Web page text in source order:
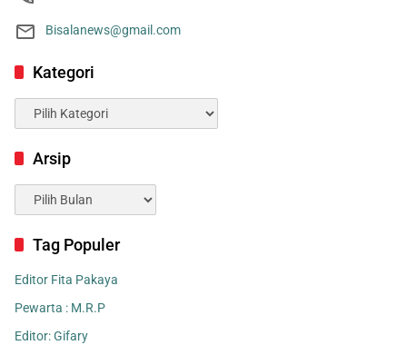
Bisalanews@gmail.com
Kategori
Kategori
Arsip
Arsip
Tag Populer
Editor Fita Pakaya
Pewarta : M.R.P
Editor: Gifary